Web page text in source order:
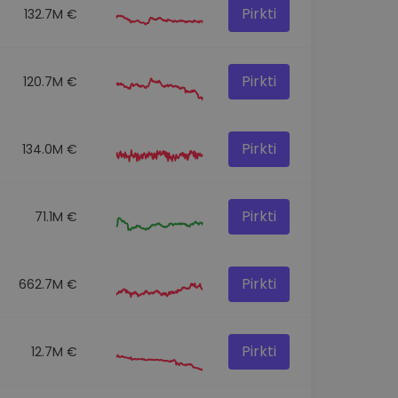
132.7M € Pirkti
120.7M € Pirkti
134.0M € Pirkti
71.1M € Pirkti
662.7M € Pirkti
12.7M € Pirkti